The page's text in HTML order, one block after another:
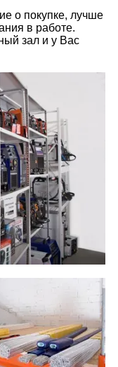
о покупке, лучше
в работе.
зал и у Вас